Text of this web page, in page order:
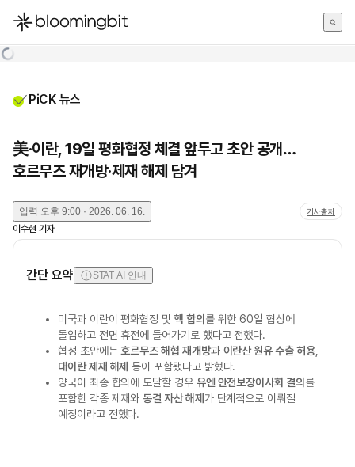
한국어
PiCK 뉴스
美·이란, 19일 평화협정 체결 앞두고 초안 공개…
호르무즈 재개방·제재 해제 담겨
입력 오후 9:00 · 2026. 06. 16. 기사출처
이수현 기자
간단 요약 STAT AI 안내
미국과 이란이 평화협정 및 핵 합의 를 위한 60일 협상에
돌입하고 전면 휴전에 들어가기로 했다고 전했다.
협정 초안에는 호르무즈 해협 재개방과 이란산 원유 수출 허용,
대이란 제재 해제
등이 포함됐다고 밝혔다.
양국이 최종 합의에 도달할 경우 유엔 안전보장이사회 결의 를
포함한 각종 제재와동결 자산 해제 가 단계적으로 이뤄질
예정이라고 전했다.